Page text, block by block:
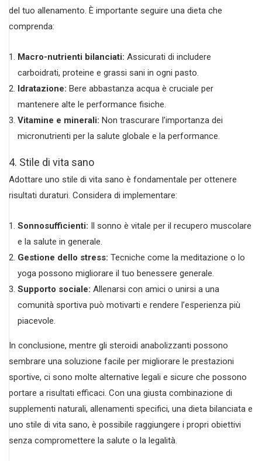
del tuo allenamento. È importante seguire una dieta che
comprenda:
Macro-nutrienti bilanciati: Assicurati di includere
carboidrati, proteine e grassi sani in ogni pasto.
Idratazione: Bere abbastanza acqua è cruciale per
mantenere alte le performance fisiche.
Vitamine e minerali: Non trascurare l’importanza dei
micronutrienti per la salute globale e la performance.
4. Stile di vita sano
Adottare uno stile di vita sano è fondamentale per ottenere
risultati duraturi. Considera di implementare:
Sonnosufficienti: Il sonno è vitale per il recupero muscolare
e la salute in generale.
Gestione dello stress: Tecniche come la meditazione o lo
yoga possono migliorare il tuo benessere generale.
Supporto sociale: Allenarsi con amici o unirsi a una
comunità sportiva può motivarti e rendere l’esperienza più
piacevole.
In conclusione, mentre gli steroidi anabolizzanti possono
sembrare una soluzione facile per migliorare le prestazioni
sportive, ci sono molte alternative legali e sicure che possono
portare a risultati efficaci. Con una giusta combinazione di
supplementi naturali, allenamenti specifici, una dieta bilanciata e
uno stile di vita sano, è possibile raggiungere i propri obiettivi
senza compromettere la salute o la legalità.